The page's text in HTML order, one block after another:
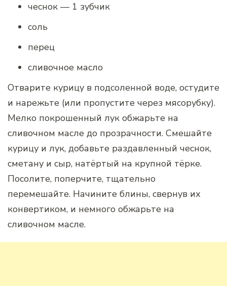
чеснок — 1 зубчик
соль
перец
сливочное масло
Отварите курицу в подсоленной воде, остудите
и нарежьте (или пропустите через мясорубку).
Мелко покрошенный лук обжарьте на
сливочном масле до прозрачности. Смешайте
курицу и лук, добавьте раздавленный чеснок,
сметану и сыр, натёртый на крупной тёрке.
Посолите, поперчите, тщательно
перемешайте. Начините блины, свернув их
конвертиком, и немного обжарьте на
сливочном масле.